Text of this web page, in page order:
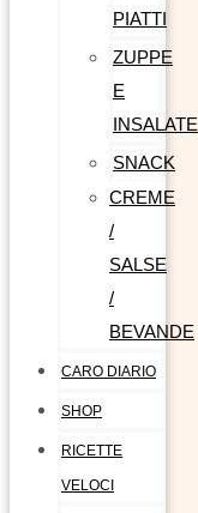
PIATTI
ZUPPE
E
INSALATE
SNACK
CREME
/
SALSE
/
BEVANDE
CARO DIARIO
SHOP
RICETTE
VELOCI